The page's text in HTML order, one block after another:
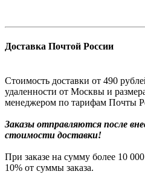
Доставка Почтой России
Стоимость доставки от 490
удаленности от Москвы и
менеджером по тарифам Почты
Заказы отправляются после
стоимости доставки!
При заказе на сумму более 10
10% от суммы заказа.